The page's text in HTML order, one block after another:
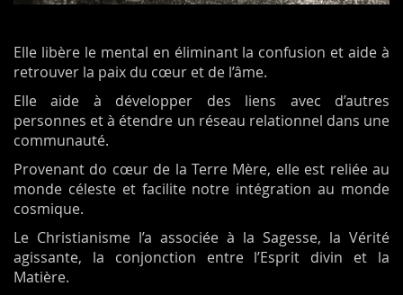
Elle libère le mental en éliminant la confusion et aide à
retrouver la paix du cœur et de l’âme.
Elle aide à développer des liens avec d’autres
personnes et à étendre un réseau relationnel dans une
communauté.
Provenant do cœur de la Terre Mère, elle est reliée au
monde céleste et facilite notre intégration au monde
cosmique.
Le Christianisme l’a associée à la Sagesse, la Vérité
agissante, la conjonction entre l’Esprit divin et la
Matière.